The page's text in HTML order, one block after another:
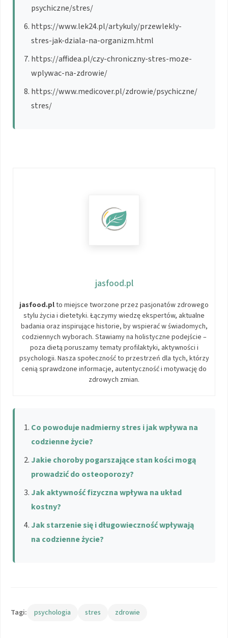
psychiczne/stres/
https://www.lek24.pl/artykuly/przewlekly-
stres-jak-dziala-na-organizm.html
https://affidea.pl/czy-chroniczny-stres-moze-
wplywac-na-zdrowie/
https://www.medicover.pl/zdrowie/psychiczne/
stres/
jasfood.pl
jasfood.plto miejsce tworzone przez pasjonatów zdrowego
stylu życia i dietetyki. Łączymy wiedzę ekspertów, aktualne
badania oraz inspirujące historie, by wspierać w świadomych,
codziennych wyborach. Stawiamy na holistyczne podejście –
poza dietą poruszamy tematy profilaktyki, aktywności i
psychologii. Nasza społeczność to przestrzeń dla tych, którzy
cenią sprawdzone informacje, autentyczność i motywację do
zdrowych zmian.
Co powoduje nadmierny stres i jak wpływa na
codzienne życie?
Jakie choroby pogarszające stan kości mogą
prowadzić do osteoporozy?
Jak aktywność fizyczna wpływa na układ
kostny?
Jak starzenie się i długowieczność wpływają
na codzienne życie?
Tagi: psychologia stres zdrowie